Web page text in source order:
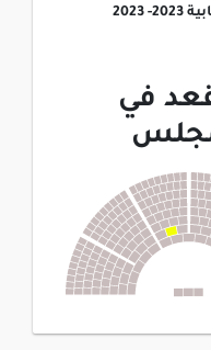
2023
في